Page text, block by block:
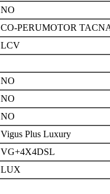
NO
CO-PERUMOTOR
LCV
NO
NO
NO
Vigus Plus Luxury
VG+4X4DSL
LUX